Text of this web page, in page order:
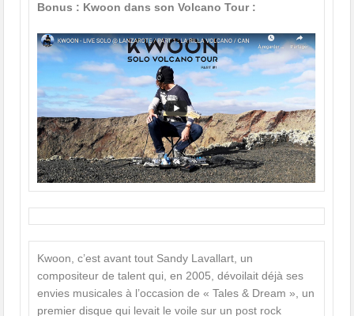
Bonus : Kwoon dans son Volcano Tour :
Kwoon, c’est avant tout Sandy Lavallart, un
compositeur de talent qui, en 2005, dévoilait déjà ses
envies musicales à l’occasion de « Tales & Dream », un
premier disque qui levait le voile sur un post rock